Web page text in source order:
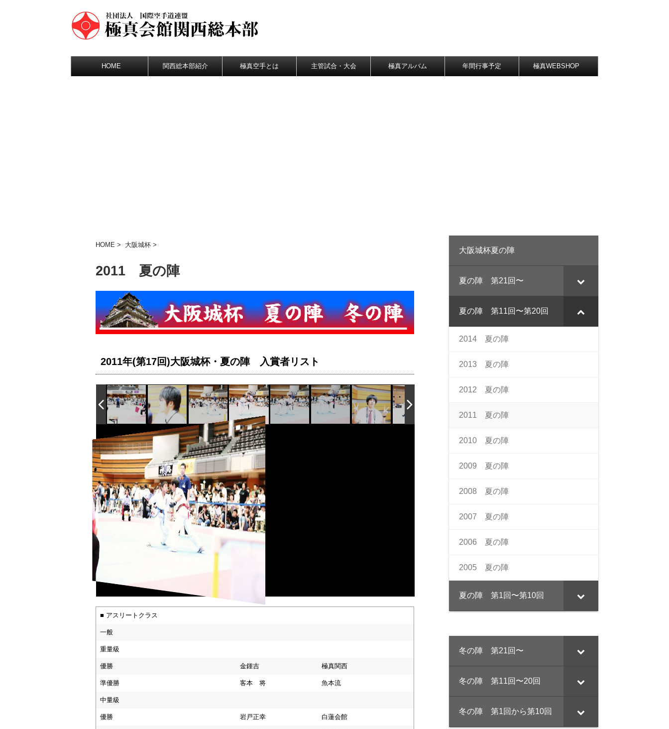
HOME 関西総本部紹介 極真空手とは 主管試合・大会 極真アルバム 年間行事予定 極真WEBSHOP
HOME > 大阪城杯 >
2011 夏の陣
2011年(第17回)大阪城杯・夏の陣 入賞者リスト
■ アスリートクラス
一般
重量級
優勝 金鍾吉 極真関西
準優勝 客本 将 魚本流
中量級
優勝 岩戸正幸 白蓮会館
大阪城杯夏の陣
夏の陣 第21回〜
夏の陣 第11回〜第20回
2014 夏の陣
2013 夏の陣
2012 夏の陣
2011 夏の陣
2010 夏の陣
2009 夏の陣
2008 夏の陣
2007 夏の陣
2006 夏の陣
2005 夏の陣
夏の陣 第1回〜第10回
冬の陣 第21回〜
冬の陣 第11回〜20回
冬の陣 第1回から第10回